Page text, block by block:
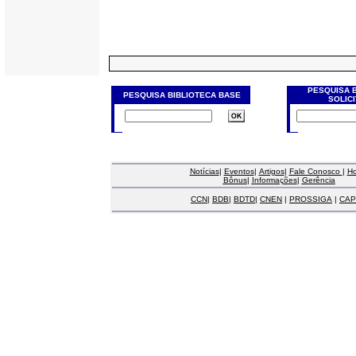
PESQUISA BIBLIOTECA BASE
PESQUISA
Notícias| Eventos| Artigos| Fale Conosco |
Bônus| Informações| Gerência
CCN| BDB| BDTD| CNEN | PROSSIGA |